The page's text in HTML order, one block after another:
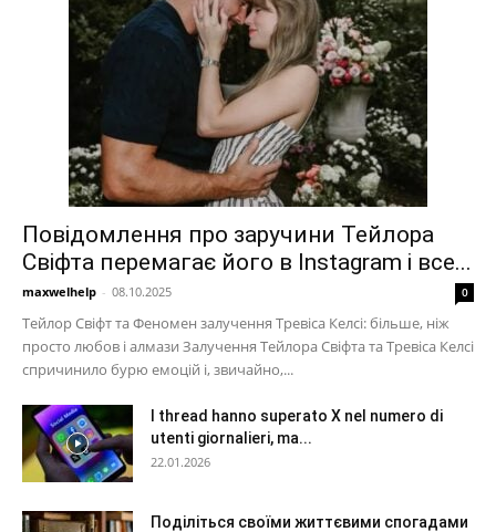
Повідомлення про заручини Тейлора
Свіфта перемагає його в Instagram і все...
maxwelhelp - 08.10.2025 0
Тейлор Свіфт та Феномен залучення Тревіса Келсі: більше, ніж
просто любов і алмази Залучення Тейлора Свіфта та Тревіса Келсі
спричинило бурю емоцій і, звичайно,...
I thread hanno superato X nel numero di
utenti giornalieri, ma...
22.01.2026
Поділіться своїми життєвими спогадами